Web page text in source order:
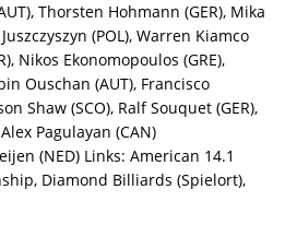
Thorsten Hohmann (GER), Mika
(POL), Warren Kiamco
Nikos Ekonomopoulos (GRE),
Ouschan (AUT), Francisco
Shaw (SCO), Ralf Souquet (GER),
Pagulayan (CAN)
(NED) Links: American 14.1
Diamond Billiards (Spielort),